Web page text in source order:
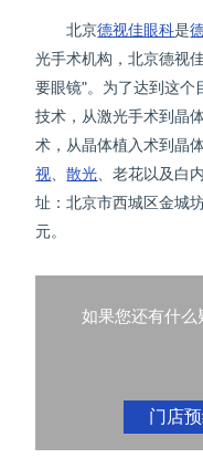
北京德视佳眼科是
光手术机构，北京德视
要眼镜"。为了达到这个
技术，从激光手术到晶
术，从晶体植入术到晶
视 、散光 、老花以及白
址：北京市西城区金城
元。
如果您还有什么
门店